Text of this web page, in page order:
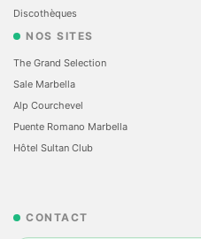
Discothèques
NOS SITES
The Grand Selection
Sale Marbella
Alp Courchevel
Puente Romano Marbella
Hôtel Sultan Club
CONTACT